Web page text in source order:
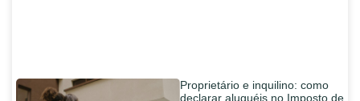
Proprietário e inquilino: como
declarar aluguéis no Imposto de